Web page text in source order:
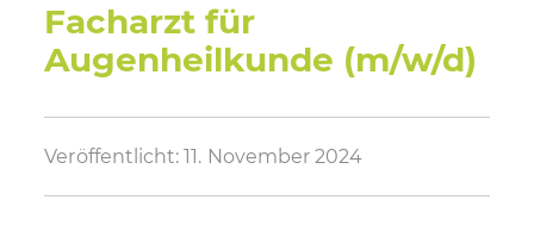
Facharzt für
Augenheilkunde (m/w/d)
Veröffentlicht:11. November 2024